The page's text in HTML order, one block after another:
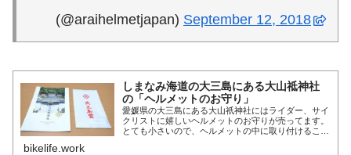
(@araihelmetjapan) September 12, 2018
しまなみ海道の大三島にある大山祗神社
の「ヘルメットのお守り」
愛媛県の大三島にある大山祇神社にはライダー、サイ
クリストに嬉しいヘルメットのお守りが売ってます。
とても小さいので、ヘルメットの中に取り付けること
bikelife.work